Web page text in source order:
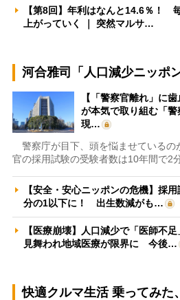
【第8回】年利はなんと14.6％！
上がっていく ｜ 突然マルサ…
河合雅司「人口減少ニッポ
【「警察官離れ」に
が本気で取り組む「
現…
警察庁が目下、頭を悩ませているの
官の採用試験の受験者数は10年間で2
【安全・安心ニッポンの危機】採
分の1以下に！ 出生数減がも…
【医療崩壊】人口減少で「医師不
見舞われ地域医療が限界に 今後…
快適クルマ生活 乗ってみた